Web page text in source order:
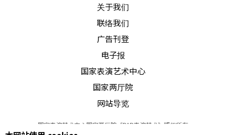
关于我们
联络我们
广告刊登
电子报
国家表演艺术中心
国家两厅院
网站导览
国家表演艺术中心国家两厅院《PAR表演艺术》版权所有